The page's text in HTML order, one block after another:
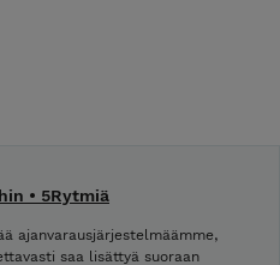
• 5Rytmiä
ajanvarausjärjestelmäämme,
saa lisättyä suoraan